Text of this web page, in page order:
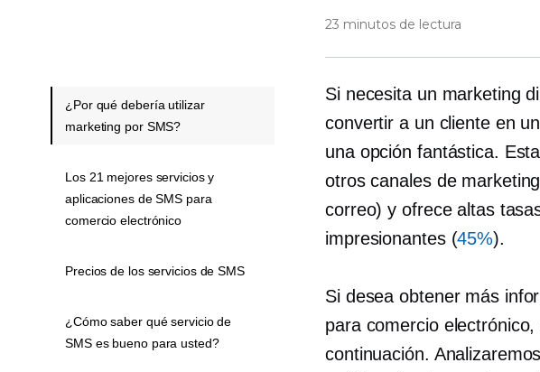
23 minutos de lectura
Si necesita un marketing
convertir a un cliente en
una opción fantástica.
otros canales de
correo) y ofrece altas
impresionantes (45%).
Si desea obtener más
para comercio
continuación.
¿Por qué debería utilizar
marketing por SMS?
Los 21 mejores servicios y
aplicaciones de SMS para
comercio electrónico
Precios de los servicios de SMS
¿Cómo saber qué servicio de
SMS es bueno para usted?